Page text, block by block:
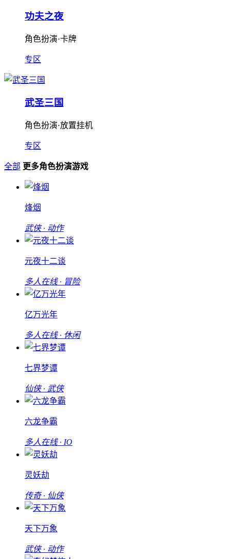
功夫之夜
角色扮演·卡牌
专区
武圣三国
角色扮演·放置挂机
专区
全部 更多角色扮演游戏
烽烟
武侠 · 动作
元夜十二谈
多人在线 · 冒险
亿万光年
多人在线 · 休闲
七界梦谭
仙侠 · 武侠
六龙争霸
多人在线 · IO
灵妖劫
传奇 · 仙侠
天下万象
武侠 · 动作